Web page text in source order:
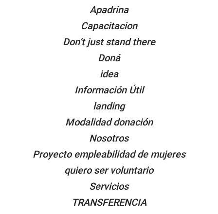
Apadrina
Capacitacion
Don’t just stand there
Doná
idea
Información Útil
landing
Modalidad donación
Nosotros
Proyecto empleabilidad de mujeres
quiero ser voluntario
Servicios
TRANSFERENCIA